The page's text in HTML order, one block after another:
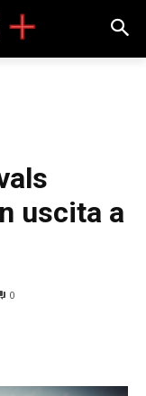
uscita a
0